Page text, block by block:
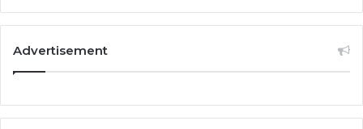
Advertisement